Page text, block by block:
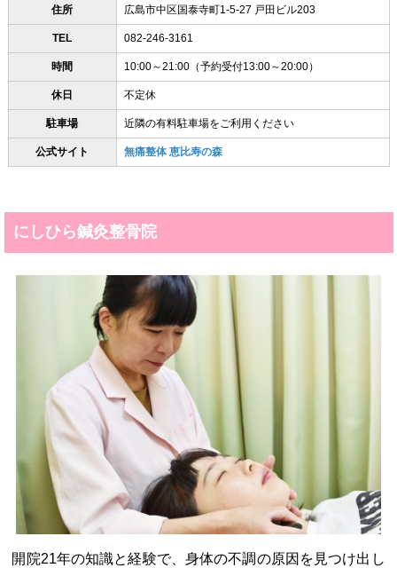
住所 広島市中区国泰寺町1-5-27 戸田ビル203
TEL 082-246-3161
時間 10:00～21:00（予約受付13:00～20:00）
休日 不定休
駐車場 近隣の有料駐車場をご利用ください
公式サイト 無痛整体 恵比寿の森
にしひら鍼灸整骨院
開院21年の知識と経験で、身体の不調の原因を見つけ出し